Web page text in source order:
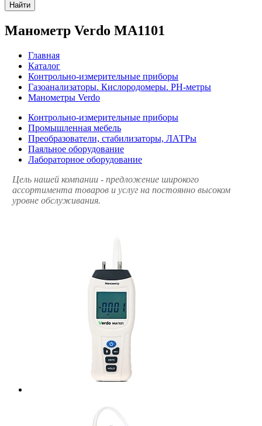
Найти
Манометр Verdo MA1101
Главная
Каталог
Контрольно-измерительные приборы
Газоанализаторы. Кислородомеры. PH-метры
Манометры Verdo
Контрольно-измерительные приборы
Промышленная мебель
Преобразователи, стабилизаторы, ЛАТРы
Паяльное оборудование
Лабораторное оборудование
Цель нашей компании - предложение широкого
ассортимента товаров и услуг на постоянно высоком
уровне обслуживания.